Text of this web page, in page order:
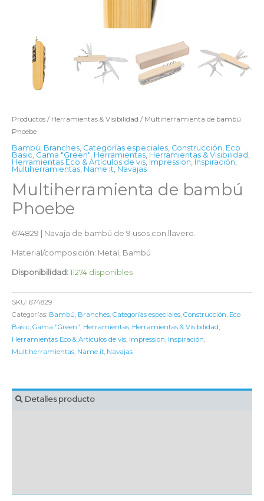
Productos / Herramientas & Visibilidad / Multiherramienta de bambú
Phoebe
Bambú, Branches, Categorías especiales, Construcción, Eco
Basic, Gama "Green", Herramientas, Herramientas & Visibilidad ,
Herramientas Eco & Artículos de vis, Impression, Inspiración,
Multiherramientas, Name it, Navajas
Multiherramienta de bambú
Phoebe
674829 | Navaja de bambú de 9 usos con llavero.
Material/composición: Metal, Bambú
Disponibilidad: 11274 disponibles
SKU: 674829
Categorías: Bambú Branches Categorías especiales Construcción Eco
Basic Gama "Green" Herramientas Herramientas & Visibilidad
Herramientas Eco & Artículos de vis Impression Inspiración
Multiherramientas Name it Navajas
Detalles producto